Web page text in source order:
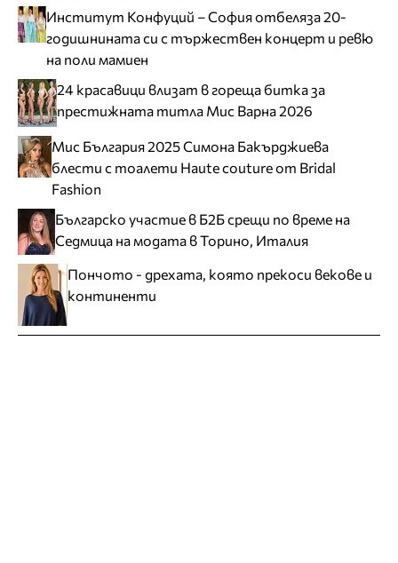
Институт Конфуций – София отбеляза 20-
годишнината си с тържествен концерт и ревю
на поли мамиен
24 красавици влизат в гореща битка за
престижната титла Мис Варна 2026
Мис България 2025 Симона Бакърджиева
блести с тоалети Haute couture от Bridal
Fashion
Българско участие в Б2Б срещи по време на
Седмица на модата в Торино, Италия
Пончото - дрехата, която прекоси векове и
континенти